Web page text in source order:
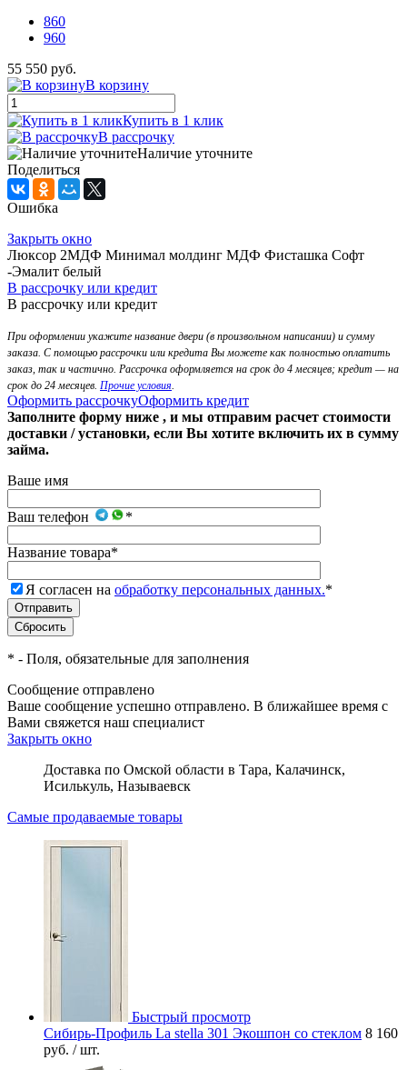
860
960
55 550 руб.
В корзину
Купить в 1 клик
В рассрочку
Наличие уточните
Поделиться
Ошибка
Закрыть окно
Люксор 2МДФ Минимал молдинг МДФ Фисташка Софт
-Эмалит белый
В рассрочку или кредит
В рассрочку или кредит
При оформлении укажите название двери (в произвольном написании) и сумму
заказа. С помощью рассрочки или кредита Вы можете как полностью оплатить
заказ, так и частично. Рассрочка оформляется на срок до 4 месяцев; кредит — на
срок до 24 месяцев. Прочие условия.
Оформить рассрочкуОформить кредит
Заполните форму ниже , и мы отправим расчет стоимости
доставки / установки, если Вы хотите включить их в сумму
займа.
Ваше имя
Ваш телефон *
Название товара*
Я согласен на обработку персональных данных.*
* - Поля, обязательные для заполнения
Сообщение отправлено
Ваше сообщение успешно отправлено. В ближайшее время с
Вами свяжется наш специалист
Закрыть окно
Доставка по Омской области в Тара, Калачинск,
Исилькуль, Называевск
Самые продаваемые товары
Быстрый просмотр
Сибирь-Профиль La stella 301 Экошпон со стеклом 8 160
руб. / шт.